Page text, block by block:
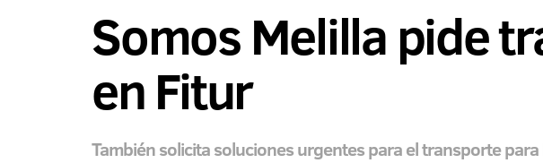
Somos Melilla pide
en Fitur
También solicita soluciones urgentes para el transporte